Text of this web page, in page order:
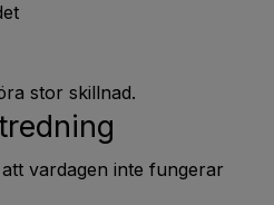
stor skillnad.
vardagen inte fungerar